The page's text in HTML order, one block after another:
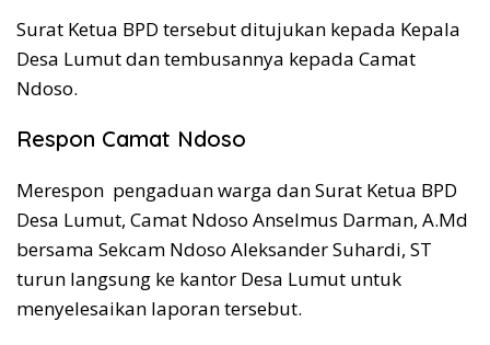
Surat Ketua BPD tersebut ditujukan kepada Kepala
Desa Lumut dan tembusannya kepada Camat
Ndoso.
Respon Camat Ndoso
Merespon pengaduan warga dan Surat Ketua BPD
Desa Lumut, Camat Ndoso Anselmus Darman, A.Md
bersama Sekcam Ndoso Aleksander Suhardi, ST
turun langsung ke kantor Desa Lumut untuk
menyelesaikan laporan tersebut.